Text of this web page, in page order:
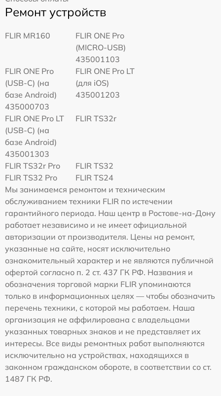
Ремонт устройств
FLIR MR160
FLIR ONE Pro
(MICRO-USB)
435001103
FLIR ONE Pro
(USB-C) (на
базе Android)
435000703
FLIR ONE Pro LT
(для iOS)
435001203
FLIR ONE Pro LT
(USB-C) (на
базе Android)
435001303
FLIR TS32r
FLIR TS32r Pro
FLIR TS32
FLIR TS32 Pro
FLIR TS24
Мы занимаемся ремонтом и техническим
обслуживанием техники FLIR по истечении
гарантийного периода. Наш центр в Ростове-на-Дону
работает независимо и не имеет официальной
авторизации от производителя. Цены на ремонт,
указанные на сайте, носят исключительно
ознакомительный характер и не являются публичной
офертой согласно п. 2 ст. 437 ГК РФ. Названия и
обозначения торговой марки FLIR упоминаются
только в информационных целях — чтобы обозначить
перечень техники, с которой мы работаем. Наша
организация не аффилирована с владельцами
указанных товарных знаков и не представляет их
интересы. Все виды ремонтных работ выполняются
исключительно на устройствах, находящихся в
законном гражданском обороте, в соответствии со ст.
1487 ГК РФ.